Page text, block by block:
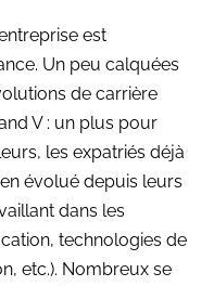
est
Un peu calquées
de carrière
V : un plus pour
les expatriés déjà
évolué depuis leurs
dans les
technologies de
etc.). Nombreux se